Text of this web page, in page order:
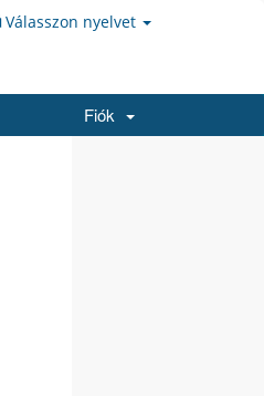
Válasszon nyelvet
Fiók